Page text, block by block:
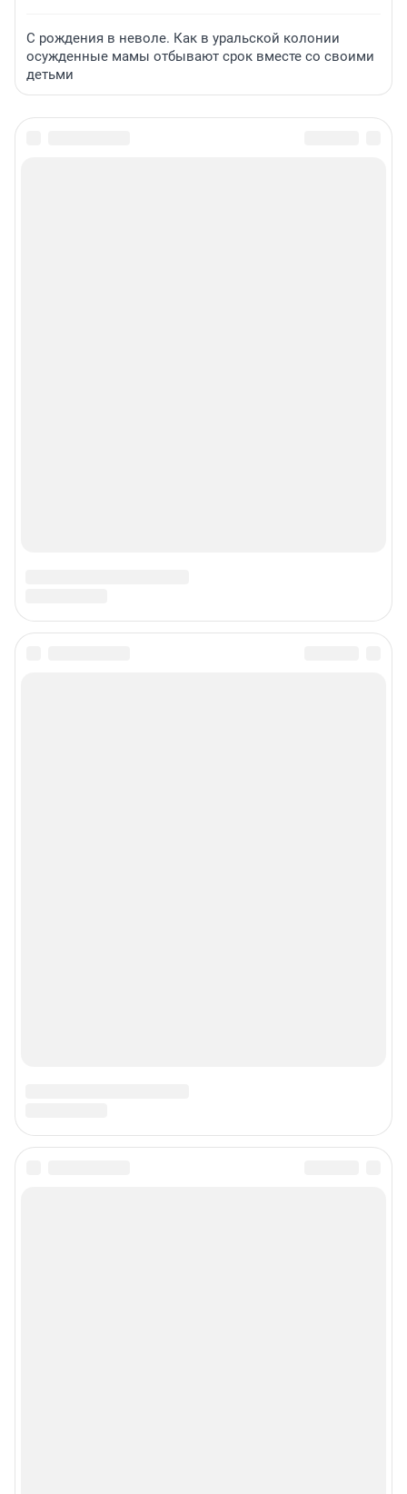
С рождения в неволе. Как в уральской колонии
осужденные мамы отбывают срок вместе со своими
детьми